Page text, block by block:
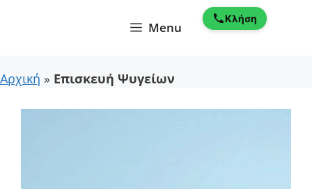
Κλήση
Menu
Αρχική » Επισκευή Ψυγείων